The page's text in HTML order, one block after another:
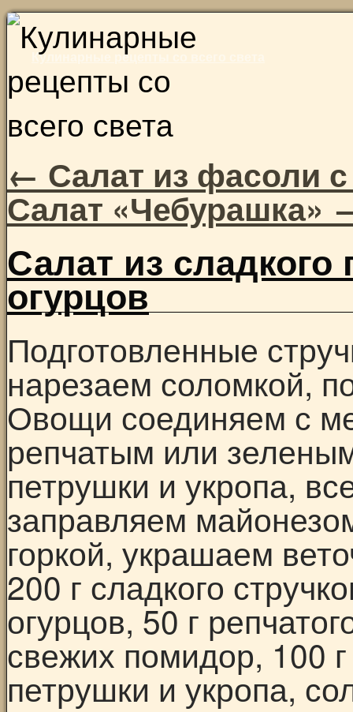
Кулинарные рецепты со всего света
Skip
content
← Салат из фасоли
Салат «Чебурашка»
Салат из
огурцов
Подготовленные
нарезаем соломкой,
Овощи соединяем с
репчатым или
петрушки и укропа,
заправляем
горкой, украшаем
200 г сладкого
огурцов, 50 г
свежих помидор, 100
петрушки и укропа,